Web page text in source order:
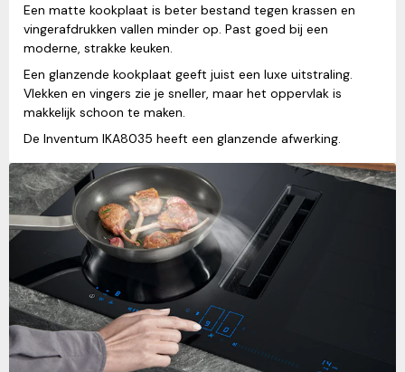
Een matte kookplaat is beter bestand tegen krassen en
vingerafdrukken vallen minder op. Past goed bij een
moderne, strakke keuken.
Een glanzende kookplaat geeft juist een luxe uitstraling.
Vlekken en vingers zie je sneller, maar het oppervlak is
makkelijk schoon te maken.
De Inventum IKA8035 heeft een glanzende afwerking.